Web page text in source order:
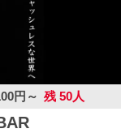
円～ 残 50人